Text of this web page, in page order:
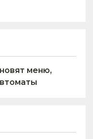
меню,